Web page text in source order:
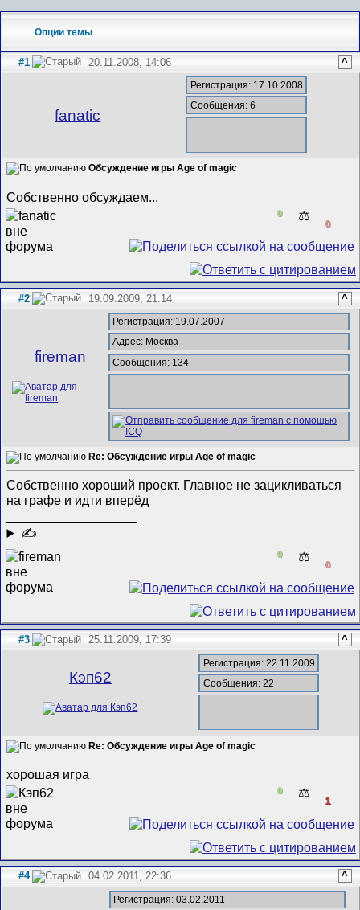
Опции темы
#1 20.11.2008, 14:06 ^
fanatic
Регистрация: 17.10.2008
Сообщения: 6
Обсуждение игры Age of magic
Собственно обсуждаем...
0 ⚖️
0
#2 19.09.2009, 21:14 ^
fireman
Регистрация: 19.07.2007
Адрес: Москва
Сообщения: 134
Re: Обсуждение игры Age of magic
Собственно хороший проект. Главное не зацикливаться
на графе и идти вперёд
✍
0 ⚖️
0
#3 25.11.2009, 17:39 ^
Кэп62
Регистрация: 22.11.2009
Сообщения: 22
Re: Обсуждение игры Age of magic
хорошая игра
0 ⚖️
1
#4 04.02.2011, 22:36 ^
Регистрация: 03.02.2011